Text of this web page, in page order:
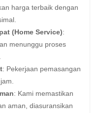
harga terbaik dengan
(Home Service):
menunggu proses
: Pekerjaan pemasangan
: Kami memastikan
aman, diasuransikan